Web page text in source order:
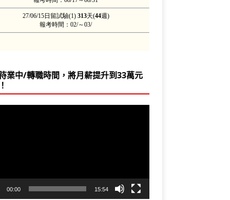
業中/轉職時間，將月薪提升到33萬元
00:00 15:54